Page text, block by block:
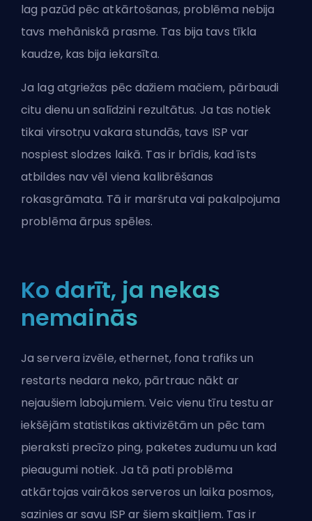
lag pazūd pēc atkārtošanas, problēma nebija
tavs mehāniskā prasme. Tas bija tavs tīkla
kaudze, kas bija iekarsīta.
Ja lag atgriežas pēc dažiem mačiem, pārbaudi
citu dienu un salīdzini rezultātus. Ja tas notiek
tikai virsotņu vakara stundās, tavs ISP var
nospiest slodzes laikā. Tas ir brīdis, kad īsts
atbildes nav vēl viena kalibrēšanas
rokasgrāmata. Tā ir maršruta vai pakalpojuma
problēma ārpus spēles.
Ko darīt, ja nekas
nemainās
Ja servera izvēle, ethernet, fona trafiks un
restarts nedara neko, pārtrauc nākt ar
nejaušiem labojumiem. Veic vienu tīru testu ar
iekšējām statistikas aktivizētām un pēc tam
pieraksti precīzo ping, paketes zudumu un kad
pieaugumi notiek. Ja tā pati problēma
atkārtojas vairākos serveros un laika posmos,
sazinies ar savu ISP ar šiem skaitļiem. Tas ir